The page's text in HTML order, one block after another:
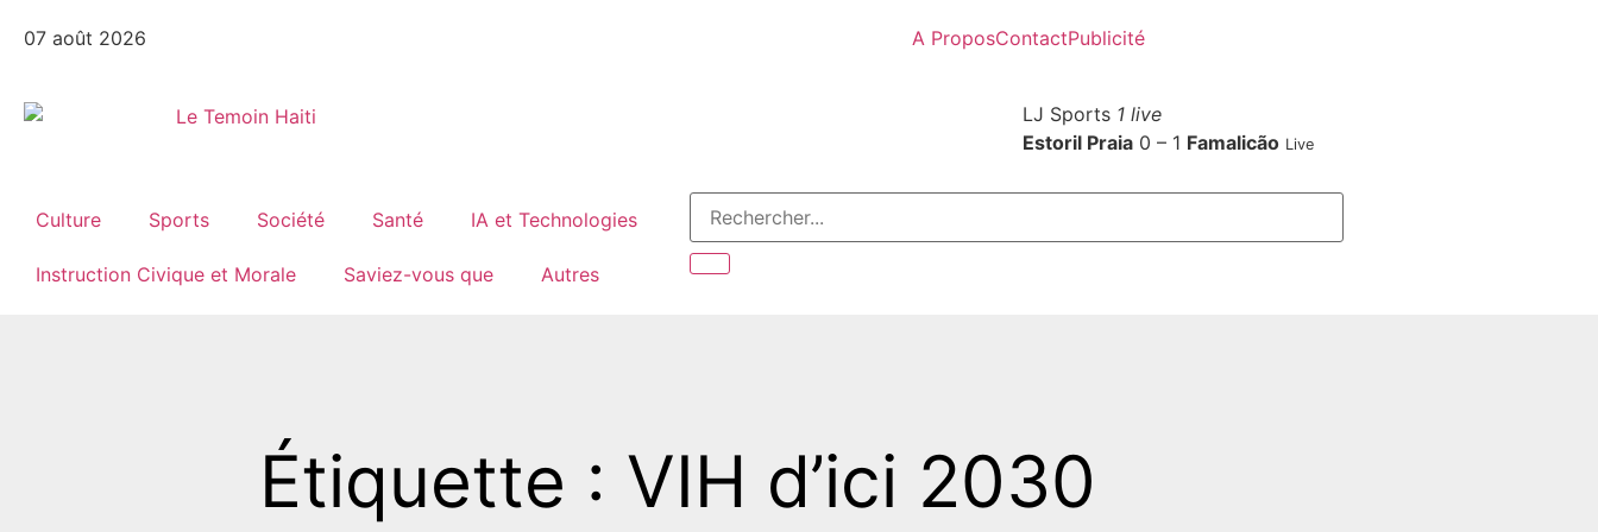
07 août 2026 A ProposContactPublicité
LJ Sports 1 live
Estoril Praia 0 – 1 Famalicão Live
Culture Sports Société Santé IA et Technologies
Instruction Civique et Morale Saviez-vous que Autres
Étiquette : VIH d’ici 2030